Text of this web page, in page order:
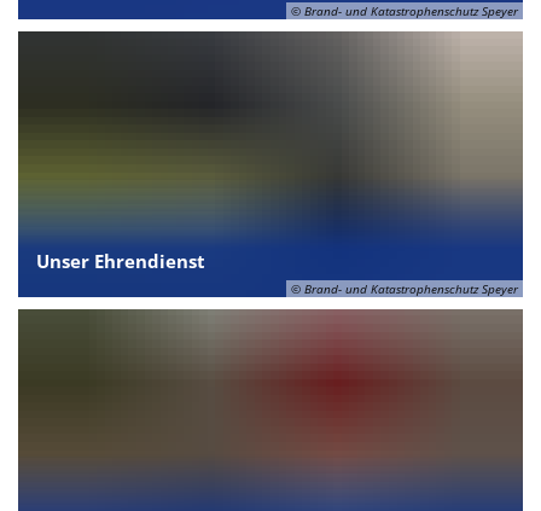
© Brand- und Katastrophenschutz Speyer
© Brand- und Katastrophenschutz Speyer
Unser Ehrendienst